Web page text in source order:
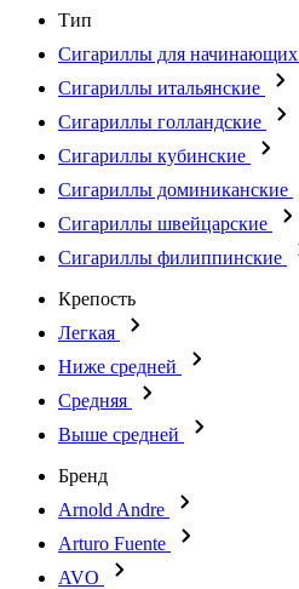
Тип
Сигариллы для начинающих
Сигариллы итальянские
Сигариллы голландские
Сигариллы кубинские
Сигариллы доминиканские
Сигариллы швейцарские
Сигариллы филиппинские
Крепость
Легкая
Ниже средней
Средняя
Выше средней
Бренд
Arnold Andre
Arturo Fuente
AVO